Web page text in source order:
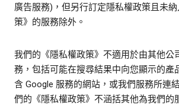
廣告服務)，但另行訂定隱私權政策且未
策》的服務除外。
我們的《隱私權政策》不適用於由其他公
務，包括可能在搜尋結果中向您顯示的產
含 Google 服務的網站，或我們服務所連
們的《隱私權政策》不涵括其他為我們的